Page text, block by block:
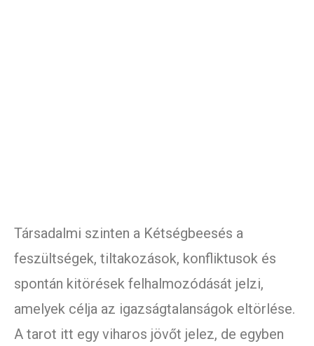
Társadalmi szinten a Kétségbeesés a
feszültségek, tiltakozások, konfliktusok és
spontán kitörések felhalmozódását jelzi,
amelyek célja az igazságtalanságok eltörlése.
A tarot itt egy viharos jövőt jelez, de egyben